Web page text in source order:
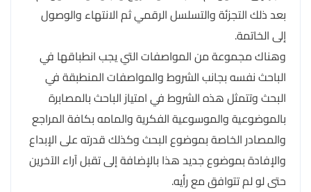
بعد ذلك التجزئة والتسلسل الرقمي ثم الانتهاء والوصول
إلى الخاتمة.
وهناك مجموعة من المواصفات التي يجب انطباقها في
الباحث نفسه بجانب الشروط والمواصفات المنطبقة في
البحث وتتمثل هذه الشروط في امتياز الباحث بالمصابرة
بالموضوعية والموسوعية الفكرية والمامه بكافة المراجع
والمصادر الخاصة بموضوع البحث وكذلك قدرته على الإبداع
والإفادة بموضوع جديد هذا بالإضافة إلى تقبل آراء الآخرين
حتى لو لم تتوافق مع رأيه.